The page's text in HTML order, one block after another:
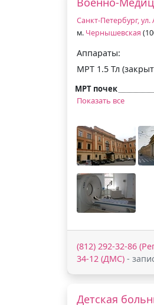
Санкт-Петербург,
м. Чернышевская
Аппараты:
МРТ 1.5 Тл
МРТ почек
Показать все
(812) 292-32-86
34-12 (ДМС) -
Детская